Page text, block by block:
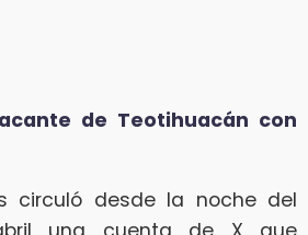
de Teotihuacán con
circuló desde la noche del